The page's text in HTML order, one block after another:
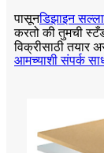
पासूनडिझाइन
करतो की तुमची
विक्रीसाठी तयार
आमच्याशी संपर्क